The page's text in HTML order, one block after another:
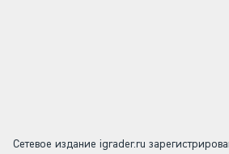
Сетевое издание igrader.ru